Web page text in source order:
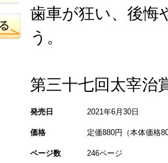
歯車が狂い、後悔
う。
第三十七回太宰治
発売日 2021年6月30日
価格 定価880円（本体価格
ページ数 246ページ